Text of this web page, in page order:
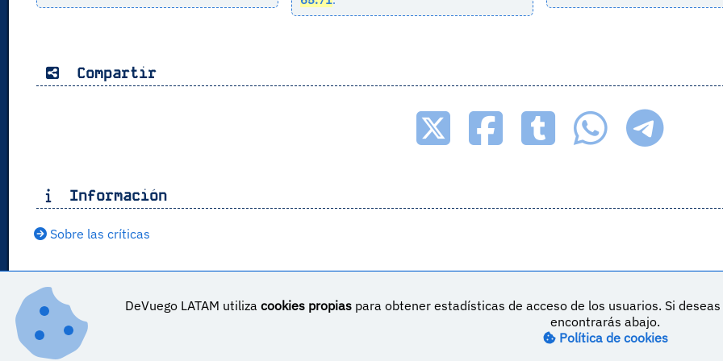
Compartir
Información
Sobre las críticas
DeVuego
DeVuego LATAM ES_COR es parte de ©DeVuego LATAM
DeVuego LATAM es parte de DeVuego
Sobre DeVuego LATAM ES_COR
Contacto
DeVuego LATAM utiliza cookies propiaspara obtener estadísticas de acceso de los usuarios. Si
encontrarás abajo.
Política de cookies